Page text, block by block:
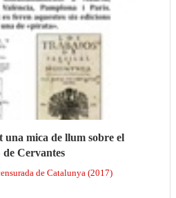
mica de llum sobre el
de Cervantes
de Catalunya (2017)